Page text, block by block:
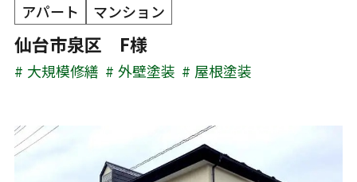
アパート マンション
仙台市泉区 F様
大規模修繕 外壁塗装 屋根塗装